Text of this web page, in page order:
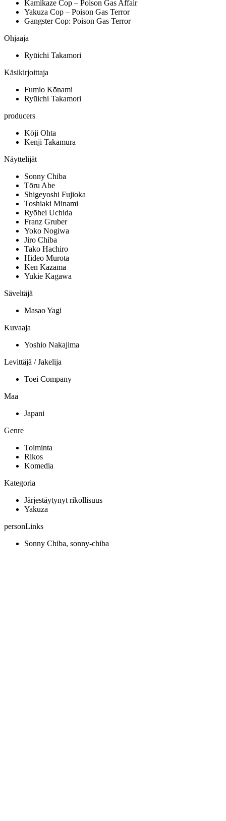
Kamikaze Cop – Poison Gas Affair
Yakuza Cop – Poison Gas Terror
Gangster Cop: Poison Gas Terror
Ohjaaja
Ryūichi Takamori
Käsikirjoittaja
Fumio Kōnami
Ryūichi Takamori
producers
Kōji Ohta
Kenji Takamura
Näyttelijät
Sonny Chiba
Tōru Abe
Shigeyoshi Fujioka
Toshiaki Minami
Ryōhei Uchida
Franz Gruber
Yoko Nogiwa
Jiro Chiba
Tako Hachiro
Hideo Murota
Ken Kazama
Yukie Kagawa
Säveltäjä
Masao Yagi
Kuvaaja
Yoshio Nakajima
Levittäjä / Jakelija
Toei Company
Maa
Japani
Genre
Toiminta
Rikos
Komedia
Kategoria
Järjestäytynyt rikollisuus
Yakuza
personLinks
Sonny Chiba, sonny-chiba